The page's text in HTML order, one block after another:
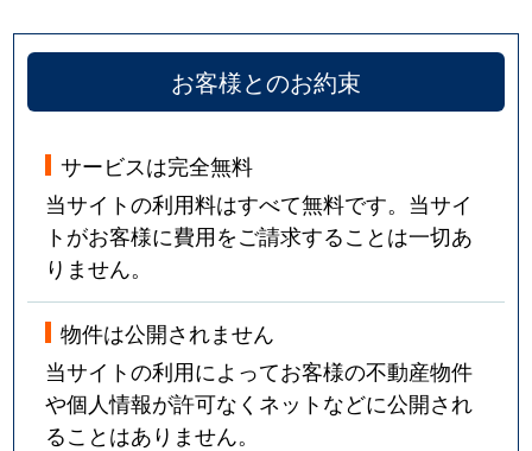
お客様とのお約束
サービスは完全無料
当サイトの利用料はすべて無料です。当サイ
トがお客様に費用をご請求することは一切あ
りません。
物件は公開されません
当サイトの利用によってお客様の不動産物件
や個人情報が許可なくネットなどに公開され
ることはありません。